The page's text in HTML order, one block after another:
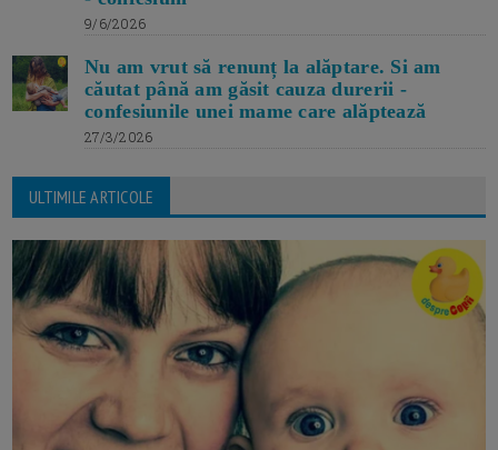
9/6/2026
Nu am vrut să renunț la alăptare. Si am
căutat până am găsit cauza durerii -
confesiunile unei mame care alăptează
27/3/2026
ULTIMILE ARTICOLE